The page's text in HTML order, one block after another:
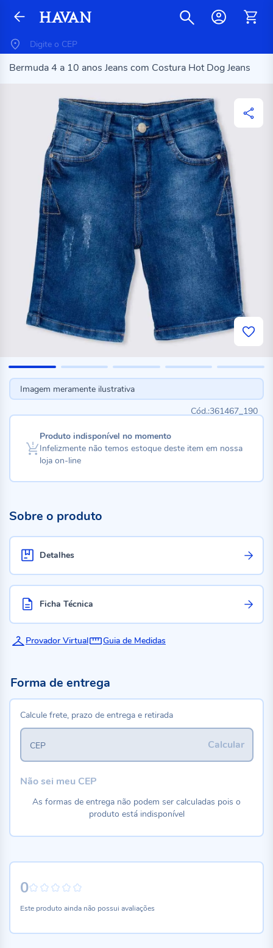
Bermuda 4 a 10 anos Jeans com Costura Hot Dog Jeans
Imagem meramente ilustrativa
361467_190
Produto indisponível no momento
Infelizmente não temos estoque deste item em nossa
loja on-line
Sobre o produto
Detalhes
Ficha Técnica
Provador Virtual Guia de Medidas
0
Este produto ainda não possui avaliações
Forma de entrega
Calcule frete, prazo de entrega e retirada
Calcular
CEP
Não sei meu CEP
As formas de entrega não podem ser calculadas pois o
produto está indisponível